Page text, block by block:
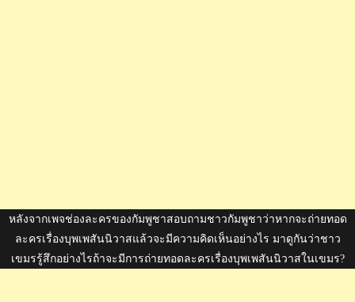
หลังจากเพจช่องละครของกัมพูชาสอบถามชาวกัมพูชาว่าหากจะถ่ายทอด
ละครเรื่องบุพเพสันนิวาสแล้วจะมีความคิดเห็นอย่างไร มาดูกันว่าชาว
เขมรรู้สึกอย่างไรถ้าจะมีการถ่ายทอดละครเรื่องบุพเพสันนิวาสในเขมร?